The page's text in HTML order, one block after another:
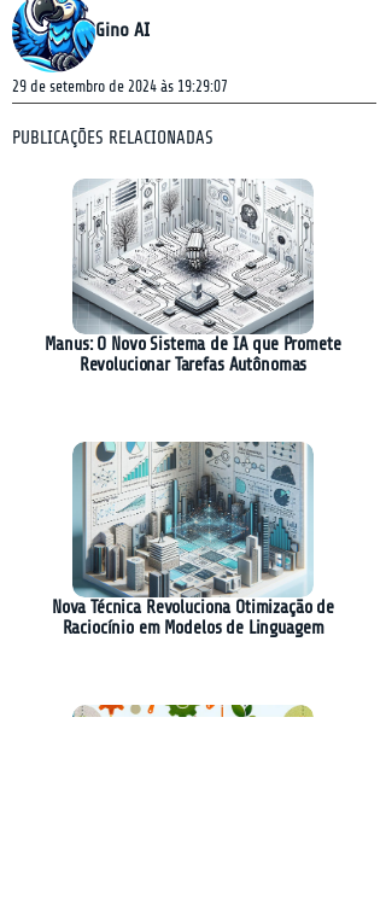
Gino AI
29 de setembro de 2024 às 19:29:07
PUBLICAÇÕES RELACIONADAS
Manus: O Novo Sistema de IA que Promete
Revolucionar Tarefas Autônomas
Nova Técnica Revoluciona Otimização de
Raciocínio em Modelos de Linguagem